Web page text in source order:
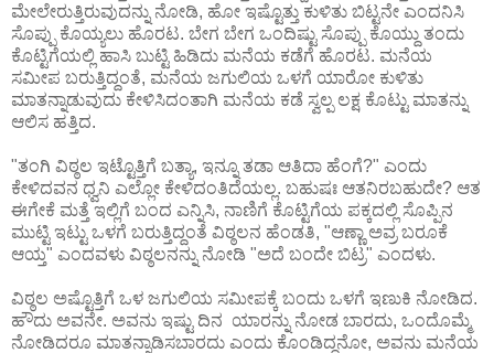
ಮೇಲೇರುತ್ತಿರುವುದನ್ನು ನೋಡಿ, ಹೋ ಇಷ್ಟೊತ್ತು ಕುಳಿತು ಬಿಟ್ಟನೇ ಎಂದನಿಸಿ
ಸೊಪ್ಪು ಕೊಯ್ಯಲು ಹೊರಟ. ಬೇಗ ಬೇಗ ಒಂದಿಷ್ಟು ಸೊಪ್ಪು ಕೊಯ್ದು ತಂದು
ಕೊಟ್ಟಿಗೆಯಲ್ಲಿ ಹಾಸಿ ಬುಟ್ಟಿ ಹಿಡಿದು ಮನೆಯ ಕಡೆಗೆ ಹೊರಟ. ಮನೆಯ
ಸಮೀಪ ಬರುತ್ತಿದ್ದಂತೆ, ಮನೆಯ ಜಗುಲಿಯ ಒಳಗೆ ಯಾರೋ ಕುಳಿತು
ಮಾತನ್ನಾಡುವುದು ಕೇಳಿಸಿದಂತಾಗಿ ಮನೆಯ ಕಡೆ ಸ್ವಲ್ಪ ಲಕ್ಷ ಕೊಟ್ಟು ಮಾತನ್ನು
ಆಲಿಸ ಹತ್ತಿದ.
"ತಂಗಿ ವಿಠ್ಠಲ ಇಟ್ಟೊತ್ತಿಗೆ ಬತ್ಯಾ, ಇನ್ನೂ ತಡಾ ಆತಿದಾ ಹೆಂಗೆ?" ಎಂದು
ಕೇಳಿದವನ ಧ್ವನಿ ಎಲ್ಲೋ ಕೇಳಿದಂತಿದೆಯಲ್ಲ. ಬಹುಷಃ ಆತನಿರಬಹುದೇ? ಆತ
ಈಗೇಕೆ ಮತ್ತೆ ಇಲ್ಲಿಗೆ ಬಂದ ಎನ್ನಿಸಿ, ನಾಣಿಗೆ ಕೊಟ್ಟಿಗೆಯ ಪಕ್ಕದಲ್ಲಿ ಸೊಪ್ಪಿನ
ಮುಟ್ಟಿ ಇಟ್ಟು ಒಳಗೆ ಬರುತ್ತಿದ್ದಂತೆ ವಿಠ್ಠಲನ ಹೆಂಡತಿ, "ಆಣ್ಣಾ ಅವ್ರ ಬರೂಕೆ
ಆಯ್ತ" ಎಂದವಳು ವಿಠ್ಠಲನನ್ನು ನೋಡಿ "ಅದೆ ಬಂದೇ ಬಿಟ್ರ" ಎಂದಳು.
ವಿಠ್ಠಲ ಅಷ್ಟೊತ್ತಿಗೆ ಒಳ ಜಗುಲಿಯ ಸಮೀಪಕ್ಕೆ ಬಂದು ಒಳಗೆ ಇಣುಕಿ ನೋಡಿದ.
ಹೌದು ಅವನೇ. ಅವನು ಇಷ್ಟು ದಿನ ಯಾರನ್ನು ನೋಡ ಬಾರದು, ಒಂದೊಮ್ಮೆ
ನೋಡಿದರೂ ಮಾತನ್ನಾಡಿಸಬಾರದು ಎಂದು ಕೊಂಡಿದ್ದನೋ, ಅವನು ಮನೆಯ